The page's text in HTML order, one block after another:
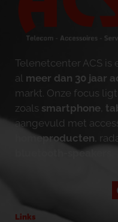
Telenetcenter ACS is
al meer dan 30 jaar
markt. Onze focus
zoals smartphone
aangevuld met
homeproducten ,
bluetooth-speakers
Links